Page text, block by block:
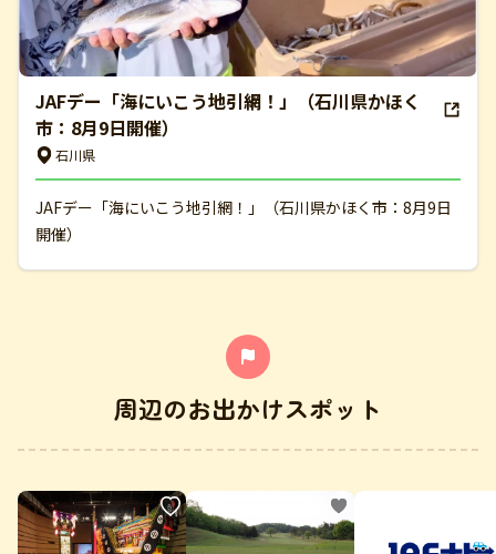
JAFデー「海にいこう地引網！」（石川県かほく
市：8月9日開催）
石川県
JAFデー「海にいこう地引網！」（石川県かほく市：8月9日
開催）
周辺のお出かけスポット